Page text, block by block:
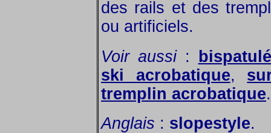
des rails et des
ou artificiels.
Voir aussi:
bispatulé
ski acrobatique,
tremplin acrobatique.
Anglais : slopestyle.